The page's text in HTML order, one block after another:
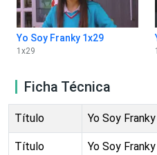
Yo Soy Franky 1x29
1 x29 1
Ficha Técnica
Título Yo Soy Franky
Título
Yo Soy Franky